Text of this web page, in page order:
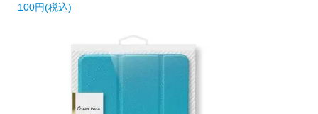
100円(税込)